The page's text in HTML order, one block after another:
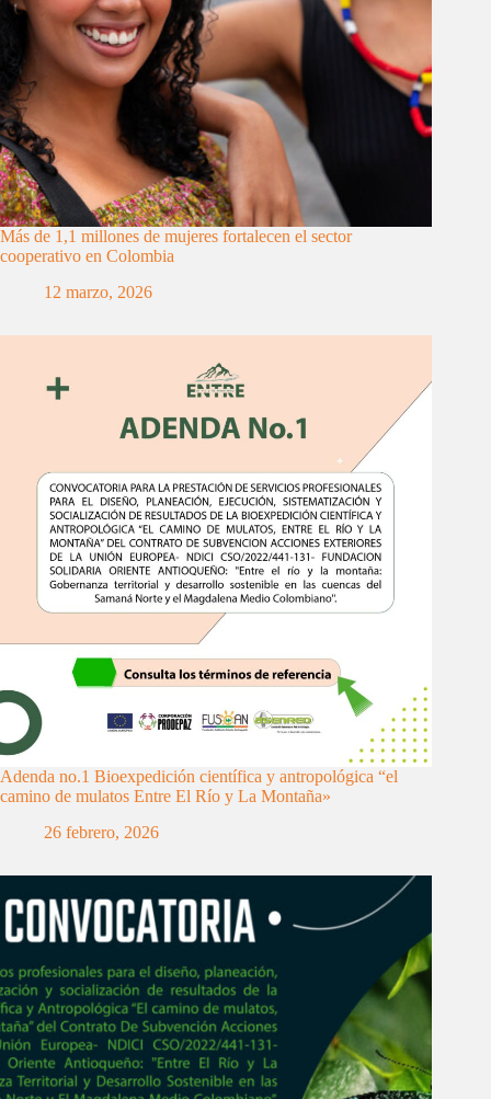
Más de 1,1 millones de mujeres fortalecen el sector
cooperativo en Colombia
12 marzo, 2026
Adenda no.1 Bioexpedición científica y antropológica “el
camino de mulatos Entre El Río y La Montaña»
26 febrero, 2026